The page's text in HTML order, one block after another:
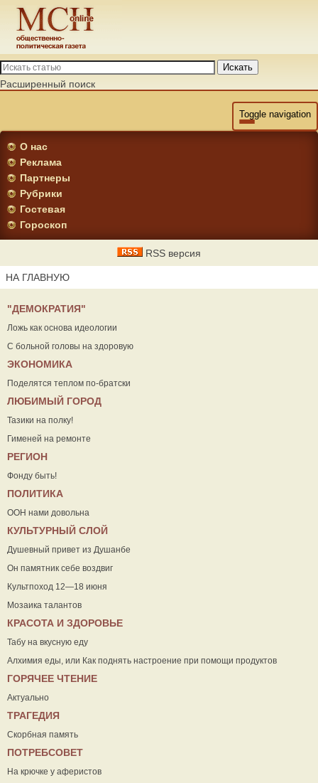
Искать
Расширенный поиск
Toggle navigation
О нас
Реклама
Партнеры
Рубрики
Гостевая
Гороскоп
RSS версия
НА ГЛАВНУЮ
"ДЕМОКРАТИЯ"
Ложь как основа идеологии
С больной головы на здоровую
ЭКОНОМИКА
Поделятся теплом по-братски
ЛЮБИМЫЙ ГОРОД
Тазики на полку!
Гименей на ремонте
РЕГИОН
Фонду быть!
ПОЛИТИКА
ООН нами довольна
КУЛЬТУРНЫЙ СЛОЙ
Душевный привет из Душанбе
Он памятник себе воздвиг
Культпоход 12—18 июня
Мозаика талантов
КРАСОТА И ЗДОРОВЬЕ
Табу на вкусную еду
Алхимия еды, или Как поднять настроение при помощи продуктов
ГОРЯЧЕЕ ЧТЕНИЕ
Актуально
ТРАГЕДИЯ
Скорбная память
ПОТРЕБСОВЕТ
На крючке у аферистов